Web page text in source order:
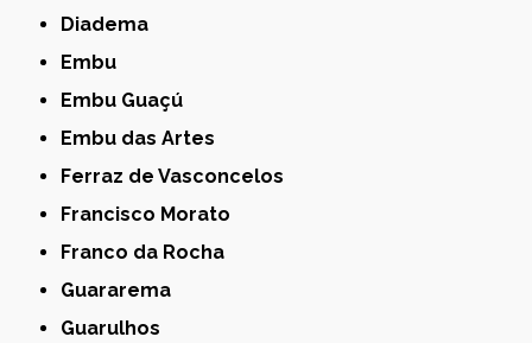
Diadema
Embu
Embu Guaçú
Embu das Artes
Ferraz de Vasconcelos
Francisco Morato
Franco da Rocha
Guararema
Guarulhos